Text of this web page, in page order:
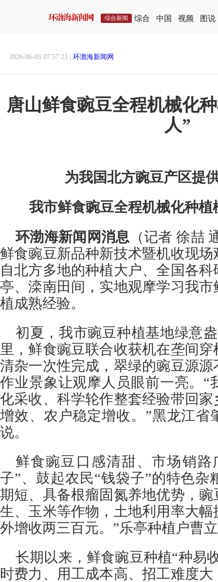
综合新闻 综合 中国 视频 图说
2026-06-05 07:57:23 | 环渤海新闻网
唐山鲜食豌豆全程机械化
人”
为我国北方豌豆产区提
我市鲜食豌豆全程机械化种植
环渤海新闻网消息 （记者 徐喆
鲜食豌豆新品种新技术暨机收现
自北方多地的种植大户、全国各
亭、滦南田间，实地观摩学习我
植成熟经验。
初夏，我市豌豆种植基地绿意
里，鲜食豌豆联合收获机在垄间
清杂一次性完成，翠绿的豌豆源
作业景象让观摩人员眼前一亮。“
化采收、科学轮作整套经验带回
增效、农户稳定增收。”黑龙江省
说。
鲜食豌豆口感清甜、市场销路
子”、鼓起农民“钱袋子”的特色杂
期短、具备根瘤固氮养地优势，
生、玉米等作物，土地利用率大
外增收两三百元。”乐亭种植户曹
长期以来，鲜食豌豆种植“种易
时费力、用工成本高、招工难度